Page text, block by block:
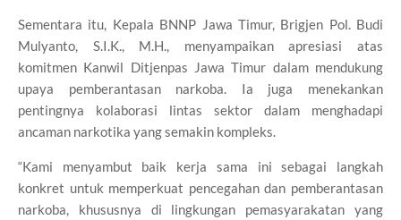
Sementara itu, Kepala BNNP Jawa Timur, Brigjen Pol. Budi
Mulyanto, S.I.K., M.H., menyampaikan apresiasi atas
komitmen Kanwil Ditjenpas Jawa Timur dalam mendukung
upaya pemberantasan narkoba. Ia juga menekankan
pentingnya kolaborasi lintas sektor dalam menghadapi
ancaman narkotika yang semakin kompleks.
“Kami menyambut baik kerja sama ini sebagai langkah
konkret untuk memperkuat pencegahan dan pemberantasan
narkoba, khususnya di lingkungan pemasyarakatan yang